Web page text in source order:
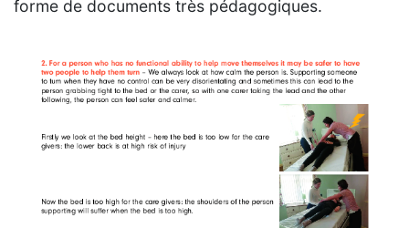
forme de documents très pédagogiques.